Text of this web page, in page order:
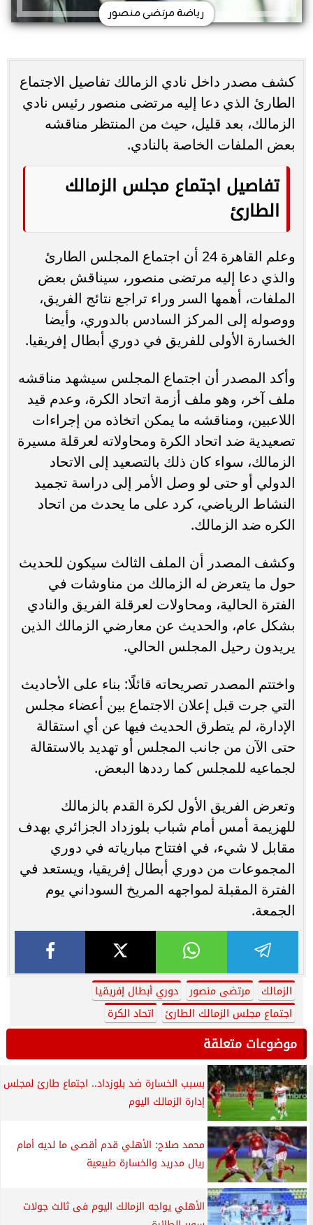
رياضة مرتضى منصور
كشف مصدر داخل نادي الزمالك تفاصيل الاجتماع
الطارئ الذي دعا إليه مرتضى منصور رئيس نادي
الزمالك، بعد قليل، حيث من المنتظر مناقشه
بعض الملفات الخاصة بالنادي.
تفاصيل اجتماع مجلس الزمالك
الطارئ
وعلم القاهرة 24 أن اجتماع المجلس الطارئ
والذي دعا إليه مرتضى منصور، سيناقش بعض
الملفات، أهمها السر وراء تراجع نتائج الفريق،
ووصوله إلى المركز السادس بالدوري، وأيضا
الخسارة الأولى للفريق في دوري أبطال إفريقيا.
وأكد المصدر أن اجتماع المجلس سيشهد مناقشه
ملف آخر، وهو ملف أزمة اتحاد الكرة، وعدم قيد
اللاعبين، ومناقشه ما يمكن اتخاذه من إجراءات
تصعيدية ضد اتحاد الكرة ومحاولاته لعرقلة مسيرة
الزمالك، سواء كان ذلك بالتصعيد إلى الاتحاد
الدولي أو حتى لو وصل الأمر إلى دراسة تجميد
النشاط الرياضي، كرد على ما يحدث من اتحاد
الكره ضد الزمالك.
وكشف المصدر أن الملف الثالث سيكون للحديث
حول ما يتعرض له الزمالك من مناوشات في
الفترة الحالية، ومحاولات لعرقلة الفريق والنادي
بشكل عام، والحديث عن معارضي الزمالك الذين
يريدون رحيل المجلس الحالي.
واختتم المصدر تصريحاته قائلًا: بناء على الأحاديث
التي جرت قبل إعلان الاجتماع بين أعضاء مجلس
الإدارة، لم يتطرق الحديث فيها عن أي استقالة
حتى الآن من جانب المجلس أو تهديد بالاستقالة
لجماعيه للمجلس كما رددها البعض.
وتعرض الفريق الأول لكرة القدم بالزمالك
للهزيمة أمس أمام شباب بلوزداد الجزائري بهدف
مقابل لا شيء، في افتتاح مبارياته في دوري
المجموعات من دوري أبطال إفريقيا، ويستعد في
الفترة المقبلة لمواجهه المريخ السوداني يوم
الجمعة.
الزمالك مرتضى منصور
دوري أبطال إفريقيا
اجتماع مجلس الزمالك الطارئ
اتحاد الكرة
موضوعات متعلقة
بسبب الخسارة ضد بلوزداد.. اجتماع طارئ لمجلس
إدارة الزمالك اليوم
محمد صلاح: الأهلي قدم أقصى ما لديه أمام
ريال مدريد والخسارة طبيعية
الأهلي يواجه الزمالك اليوم فى ثالث جولات